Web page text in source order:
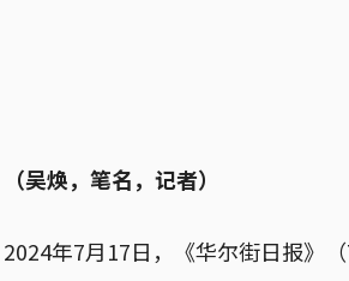
（吴焕，笔名，记者）
2024年7月17日，《华尔街日报》